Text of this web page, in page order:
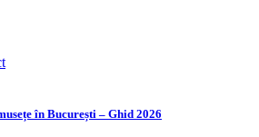
în București – Ghid 2026